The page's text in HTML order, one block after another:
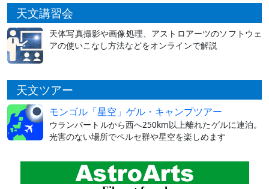
天文講習会
天体写真撮影や画像処理、アストロアーツのソフトウェ
アの使いこなし方法などをオンラインで解説
天文ツアー
モンゴル「星空」ゲル・キャンプツアー
ウランバートルから西へ250km以上離れたゲルに連泊。
光害のない場所でペルセ群や星空を楽しめます